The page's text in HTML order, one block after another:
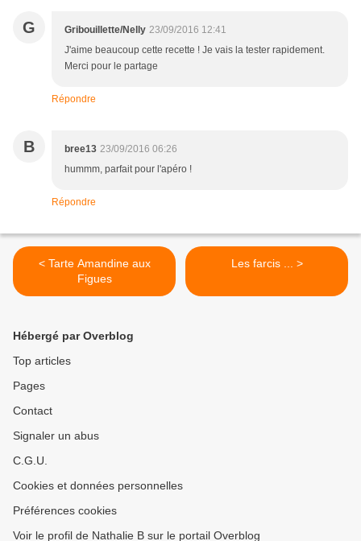
G Gribouillette/Nelly 23/09/2016 12:41
J'aime beaucoup cette recette ! Je vais la tester rapidement.
Merci pour le partage
Répondre
B bree13 23/09/2016 06:26
hummm, parfait pour l'apéro !
Répondre
< Tarte Amandine aux
Figues
Les farcis ... >
Hébergé par Overblog
Top articles
Pages
Contact
Signaler un abus
C.G.U.
Cookies et données personnelles
Préférences cookies
Voir le profil de Nathalie B sur le portail Overblog